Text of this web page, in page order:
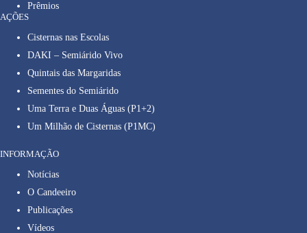
Prêmios
AÇÕES
Cisternas nas Escolas
DAKI – Semiárido Vivo
Quintais das Margaridas
Sementes do Semiárido
Uma Terra e Duas Águas (P1+2)
Um Milhão de Cisternas (P1MC)
INFORMAÇÃO
Notícias
O Candeeiro
Publicações
Vídeos